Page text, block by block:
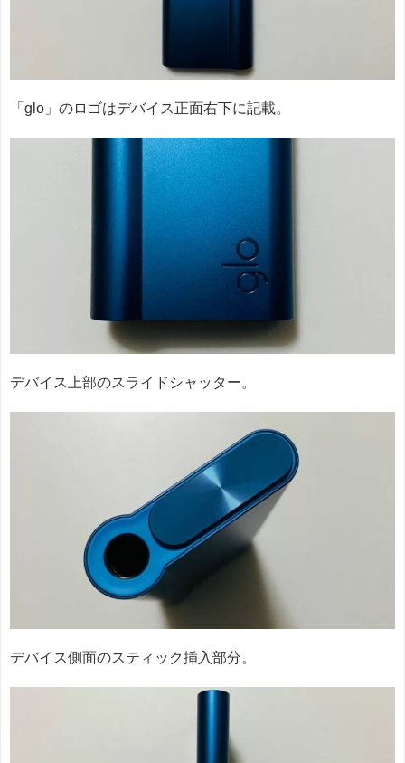
「glo」のロゴはデバイス正面右下に記載。
デバイス上部のスライドシャッター。
デバイス側面のスティック挿入部分。